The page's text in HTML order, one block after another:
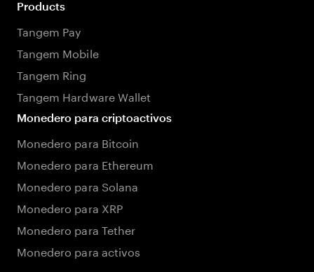
Products
Tangem Pay
Tangem Mobile
Tangem Ring
Tangem Hardware Wallet
Monedero para criptoactivos
Monedero para Bitcoin
Monedero para Ethereum
Monedero para Solana
Monedero para XRP
Monedero para Tether
Monedero para activos